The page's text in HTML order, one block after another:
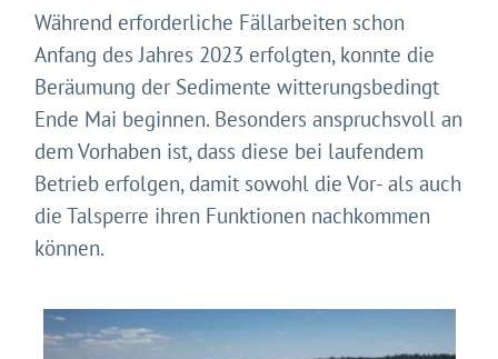
Während erforderliche Fällarbeiten schon
Anfang des Jahres 2023 erfolgten, konnte die
Beräumung der Sedimente witterungsbedingt
Ende Mai beginnen. Besonders anspruchsvoll an
dem Vorhaben ist, dass diese bei laufendem
Betrieb erfolgen, damit sowohl die Vor- als auch
die Talsperre ihren Funktionen nachkommen
können.